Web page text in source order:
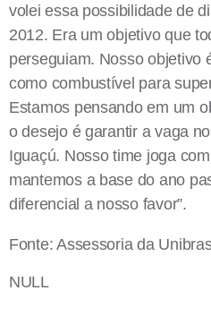
volei essa possibilidade de
2012. Era um objetivo que
perseguiam. Nosso objetivo
como combustível para
Estamos pensando em um
o desejo é garantir a vaga
Iguaçú. Nosso time joga
mantemos a base do ano
diferencial a nosso favor”.
Fonte: Assessoria da
NULL